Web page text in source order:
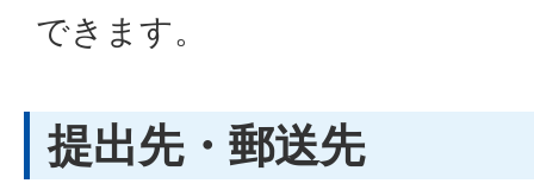
できます。
提出先・郵送先